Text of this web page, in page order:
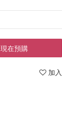
現在預購
加